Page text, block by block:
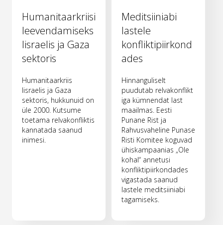
Humanitaarkriisi
leevendamiseks
Iisraelis ja Gaza
sektoris
Humanitaarkriis
Iisraelis ja Gaza
sektoris, hukkunuid on
üle 2000. Kutsume
toetama relvakonfliktis
kannatada saanud
inimesi.
Meditsiiniabi
lastele
konfliktipiirkond
ades
Hinnanguliselt
puudutab relvakonflikt
iga kümnendat last
maailmas. Eesti
Punane Rist ja
Rahvusvaheline Punase
Risti Komitee koguvad
ühiskampaanias „Ole
kohal“ annetusi
konfliktipiirkondades
vigastada saanud
lastele meditsiiniabi
tagamiseks.